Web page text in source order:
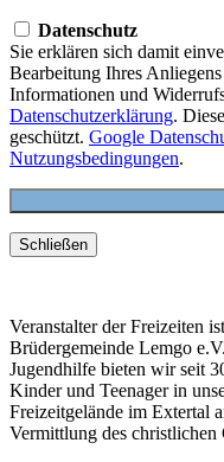
Datenschutz
Sie erklären sich damit
Bearbeitung Ihres
Informationen und
Datenschutzerklärung.
geschützt. Google
Nutzungsbedingungen.
Schließen
Veranstalter der Freizeiten
Brüdergemeinde Lemgo
Jugendhilfe bieten wir seit
Kinder und Teenager in
Freizeitgelände im Extertal
Vermittlung des christlichen